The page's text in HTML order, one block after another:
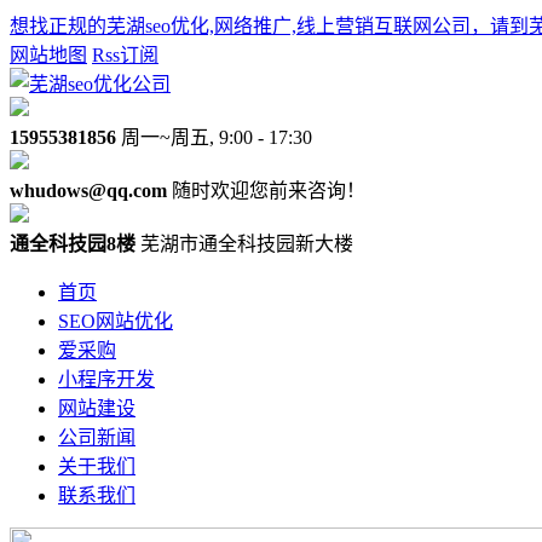
想找正规的芜湖seo优化,网络推广,线上营销互联网公司，请到
网站地图 Rss订阅
15955381856 周一~周五, 9:00 - 17:30
whudows@qq.com 随时欢迎您前来咨询！
通全科技园8楼 芜湖市通全科技园新大楼
首页
SEO网站优化
爱采购
小程序开发
网站建设
公司新闻
关于我们
联系我们